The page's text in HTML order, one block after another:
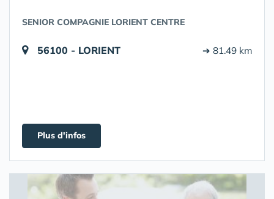
SENIOR COMPAGNIE LORIENT CENTRE
56100 - LORIENT ➔ 81.49 km
Plus d'infos